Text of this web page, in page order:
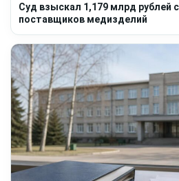
Суд взыскал 1,179 млрд рублей
поставщиков медизделий